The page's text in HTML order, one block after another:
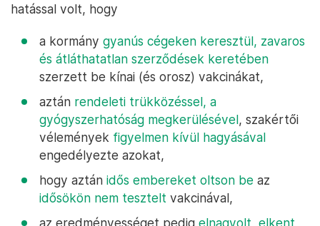
hatással volt, hogy
a kormány gyanús cégeken keresztül, zavaros
és átláthatatlan szerződések keretében
szerzett be kínai (és orosz) vakcinákat,
aztán rendeleti trükközéssel, a
gyógyszerhatóság megkerülésével, szakértői
vélemények figyelmen kívül hagyásával
engedélyezte azokat,
hogy aztán idős embereket oltson be az
idősökön nem tesztelt vakcinával,
az eredményességet pedig elnagyolt elkent